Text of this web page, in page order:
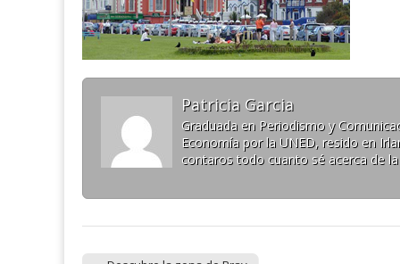
Patricia Garcia
Graduada en Periodismo y
Economía por la UNED, resido en
contaros todo cuanto sé acerca de la